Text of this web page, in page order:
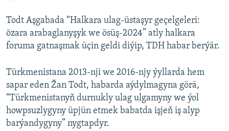
Todt Aşgabada “Halkara ulag-üstaşyr geçelgeleri:
özara arabaglanyşyk we ösüş-2024” atly halkara
foruma gatnaşmak üçin geldi diýip, TDH habar berýär.
Türkmenistana 2013-nji we 2016-njy ýyllarda hem
sapar eden Žan Todt, habarda aýdylmagyna görä,
“Türkmenistanyň durnukly ulag ulgamyny we ýol
howpsuzlygyny üpjün etmek babatda işjeň iş alyp
barýandygyny” nygtapdyr.